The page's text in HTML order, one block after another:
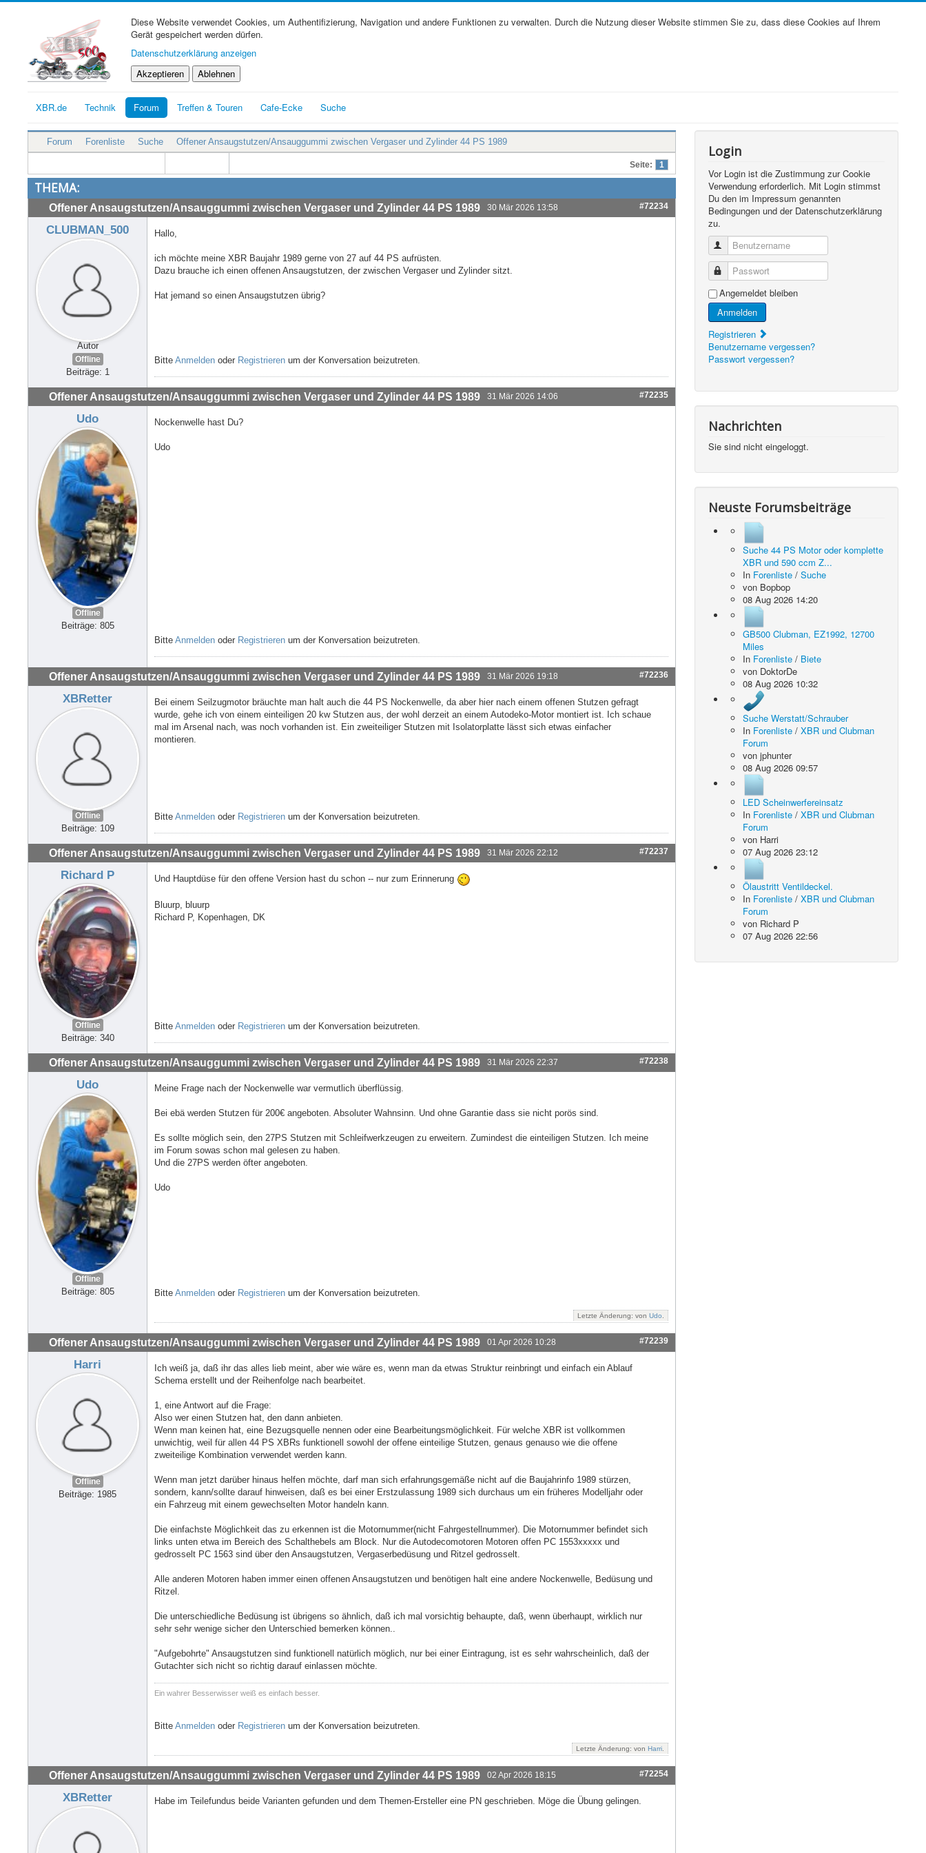
Diese Website verwendet Cookies, um Authentifizierung, Navigation und andere Funktionen zu verwalten. Durch die Nutzung dieser Website stimmen Sie zu, dass diese Cookies auf Ihrem
Gerät gespeichert werden dürfen.
Datenschutzerklärung anzeigen
Akzeptieren
Ablehnen
XBR.de Technik Forum Treffen & Touren Cafe-Ecke Suche
Forum Forenliste Suche Offener Ansaugstutzen/Ansauggummi zwischen Vergaser und Zylinder 44 PS 1989
Seite: 1
THEMA:
Offener Ansaugstutzen/Ansauggummi zwischen Vergaser und Zylinder 44 PS 1989 30 Mär 2026 13:58 #72234
CLUBMAN_500
Autor
Offline
Beiträge: 1
Hallo,
ich möchte meine XBR Baujahr 1989 gerne von 27 auf 44 PS aufrüsten.
Dazu brauche ich einen offenen Ansaugstutzen, der zwischen Vergaser und Zylinder sitzt.
Hat jemand so einen Ansaugstutzen übrig?
Bitte Anmelden oder Registrieren um der Konversation beizutreten.
Offener Ansaugstutzen/Ansauggummi zwischen Vergaser und Zylinder 44 PS 1989 31 Mär 2026 14:06 #72235
Udo
Offline
Beiträge: 805
Nockenwelle hast Du?
Udo
Bitte Anmelden oder Registrieren um der Konversation beizutreten.
Offener Ansaugstutzen/Ansauggummi zwischen Vergaser und Zylinder 44 PS 1989 31 Mär 2026 19:18 #72236
XBRetter
Offline
Beiträge: 109
Bei einem Seilzugmotor bräuchte man halt auch die 44 PS Nockenwelle, da aber hier nach einem offenen Stutzen gefragt
wurde, gehe ich von einem einteiligen 20 kw Stutzen aus, der wohl derzeit an einem Autodeko-Motor montiert ist. Ich schaue
mal im Arsenal nach, was noch vorhanden ist. Ein zweiteiliger Stutzen mit Isolatorplatte lässt sich etwas einfacher
montieren.
Bitte Anmelden oder Registrieren um der Konversation beizutreten.
Offener Ansaugstutzen/Ansauggummi zwischen Vergaser und Zylinder 44 PS 1989 31 Mär 2026 22:12 #72237
Richard P
Offline
Beiträge: 340
Und Hauptdüse für den offene Version hast du schon -- nur zum Erinnerung
Bluurp, bluurp
Richard P, Kopenhagen, DK
Bitte Anmelden oder Registrieren um der Konversation beizutreten.
Offener Ansaugstutzen/Ansauggummi zwischen Vergaser und Zylinder 44 PS 1989 31 Mär 2026 22:37 #72238
Udo
Offline
Beiträge: 805
Meine Frage nach der Nockenwelle war vermutlich überflüssig.
Bei ebä werden Stutzen für 200€ angeboten. Absoluter Wahnsinn. Und ohne Garantie dass sie nicht porös sind.
Es sollte möglich sein, den 27PS Stutzen mit Schleifwerkzeugen zu erweitern. Zumindest die einteiligen Stutzen. Ich meine
im Forum sowas schon mal gelesen zu haben.
Und die 27PS werden öfter angeboten.
Udo
Bitte Anmelden oder Registrieren um der Konversation beizutreten.
Letzte Änderung: von Udo
Offener Ansaugstutzen/Ansauggummi zwischen Vergaser und Zylinder 44 PS 1989 01 Apr 2026 10:28 #72239
Harri
Offline
Beiträge: 1985
Ich weiß ja, daß ihr das alles lieb meint, aber wie wäre es, wenn man da etwas Struktur reinbringt und einfach ein Ablauf
Schema erstellt und der Reihenfolge nach bearbeitet.
1, eine Antwort auf die Frage:
Also wer einen Stutzen hat, den dann anbieten.
Wenn man keinen hat, eine Bezugsquelle nennen oder eine Bearbeitungsmöglichkeit. Für welche XBR ist vollkommen
unwichtig, weil für allen 44 PS XBRs funktionell sowohl der offene einteilige Stutzen, genaus genauso wie die offene
zweiteilige Kombination verwendet werden kann.
Wenn man jetzt darüber hinaus helfen möchte, darf man sich erfahrungsgemäße nicht auf die Baujahrinfo 1989 stürzen,
sondern, kann/sollte darauf hinweisen, daß es bei einer Erstzulassung 1989 sich durchaus um ein früheres Modelljahr oder
ein Fahrzeug mit einem gewechselten Motor handeln kann.
Die einfachste Möglichkeit das zu erkennen ist die Motornummer(nicht Fahrgestellnummer). Die Motornummer befindet sich
links unten etwa im Bereich des Schalthebels am Block. Nur die Autodecomotoren Motoren offen PC 1553xxxxx und
gedrosselt PC 1563 sind über den Ansaugstutzen, Vergaserbedüsung und Ritzel gedrosselt.
Alle anderen Motoren haben immer einen offenen Ansaugstutzen und benötigen halt eine andere Nockenwelle, Bedüsung und
Ritzel.
Die unterschiedliche Bedüsung ist übrigens so ähnlich, daß ich mal vorsichtig behaupte, daß, wenn überhaupt, wirklich nur
sehr sehr wenige sicher den Unterschied bemerken können..
"Aufgebohrte" Ansaugstutzen sind funktionell natürlich möglich, nur bei einer Eintragung, ist es sehr wahrscheinlich, daß der
Gutachter sich nicht so richtig darauf einlassen möchte.
Ein wahrer Besserwisser weiß es einfach besser.
Bitte Anmelden oder Registrieren um der Konversation beizutreten.
Letzte Änderung: von Harri
Offener Ansaugstutzen/Ansauggummi zwischen Vergaser und Zylinder 44 PS 1989 02 Apr 2026 18:15 #72254
XBRetter Habe im Teilefundus beide Varianten gefunden und dem Themen-Ersteller eine PN geschrieben. Möge die Übung gelingen.
Login
Vor Login ist die Zustimmung zur Cookie
Verwendung erforderlich. Mit Login stimmst
Du den im Impressum genannten
Bedingungen und der Datenschutzerklärung
zu.
Benutzername
Passwort
Angemeldet bleiben
Anmelden
Registrieren
Benutzername vergessen?
Passwort vergessen?
Nachrichten
Sie sind nicht eingeloggt.
Neuste Forumsbeiträge
Suche 44 PS Motor oder komplette
XBR und 590 ccm Z...
In Forenliste /Suche
von Bopbop
08 Aug 2026 14:20
GB500 Clubman, EZ1992, 12700
Miles
In Forenliste / Biete
von DoktorDe
08 Aug 2026 10:32
Suche Werstatt/Schrauber
In Forenliste /XBR und Clubman
Forum
vonjphunter
08 Aug 2026 09:57
LED Scheinwerfereinsatz
In Forenliste /XBR und Clubman
Forum
von Harri
07 Aug 2026 23:12
Ölaustritt Ventildeckel.
In Forenliste /XBR und Clubman
Forum
von Richard P
07 Aug 2026 22:56